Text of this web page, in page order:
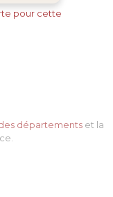
pour cette
départements et la